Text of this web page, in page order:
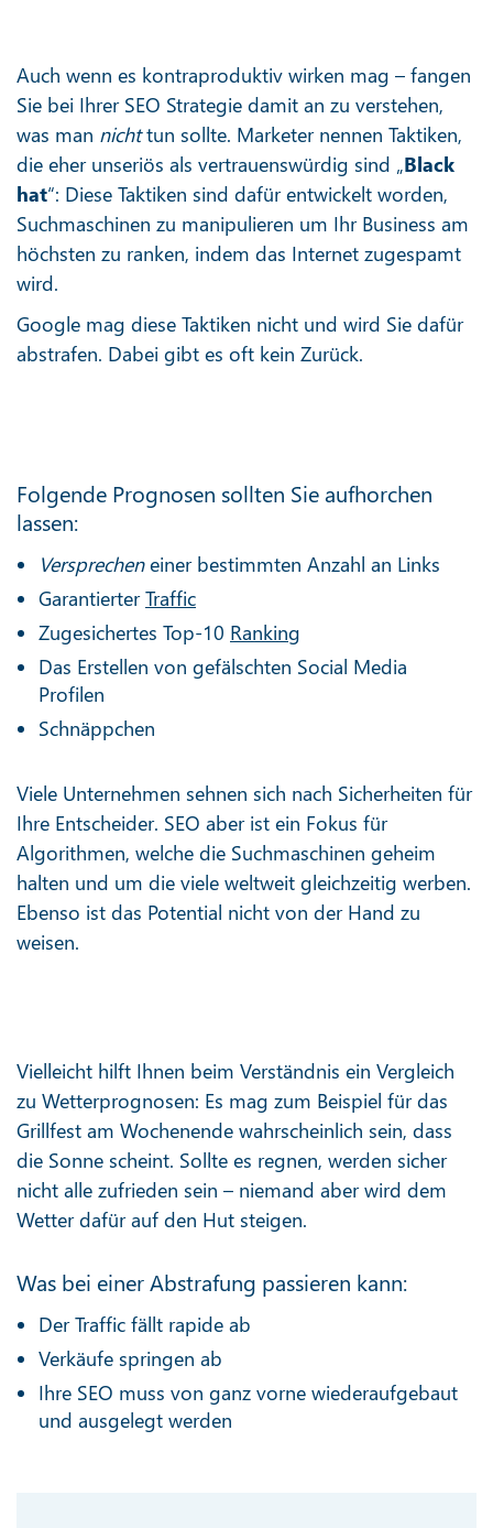
Auch wenn es kontraproduktiv wirken mag – fangen
Sie bei Ihrer SEO Strategie damit an zu verstehen,
was man nichttun sollte. Marketer nennen Taktiken,
die eher unseriös als vertrauenswürdig sind „Black
hat“: Diese Taktiken sind dafür entwickelt worden,
Suchmaschinen zu manipulieren um Ihr Business am
höchsten zu ranken, indem das Internet zugespamt
wird.
Google mag diese Taktiken nicht und wird Sie dafür
abstrafen. Dabei gibt es oft kein Zurück.
Folgende Prognosen sollten Sie aufhorchen
lassen:
Versprecheneiner bestimmten Anzahl an Links
GarantierterTraffic
Zugesichertes Top-10 Ranking
Das Erstellen von gefälschten Social Media
Profilen
Schnäppchen
Viele Unternehmen sehnen sich nach Sicherheiten für
Ihre Entscheider. SEO aber ist ein Fokus für
Algorithmen, welche die Suchmaschinen geheim
halten und um die viele weltweit gleichzeitig werben.
Ebenso ist das Potential nicht von der Hand zu
weisen.
Vielleicht hilft Ihnen beim Verständnis ein Vergleich
zu Wetterprognosen: Es mag zum Beispiel für das
Grillfest am Wochenende wahrscheinlich sein, dass
die Sonne scheint. Sollte es regnen, werden sicher
nicht alle zufrieden sein – niemand aber wird dem
Wetter dafür auf den Hut steigen.
Was bei einer Abstrafung passieren kann:
Der Traffic fällt rapide ab
Verkäufe springen ab
Ihre SEO muss von ganz vorne wiederaufgebaut
und ausgelegt werden